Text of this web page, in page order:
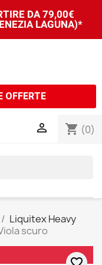
DA 79,00€
LAGUNA)*
OFFERTE
shopping_cart (0)

Liquitex Heavy
scuro